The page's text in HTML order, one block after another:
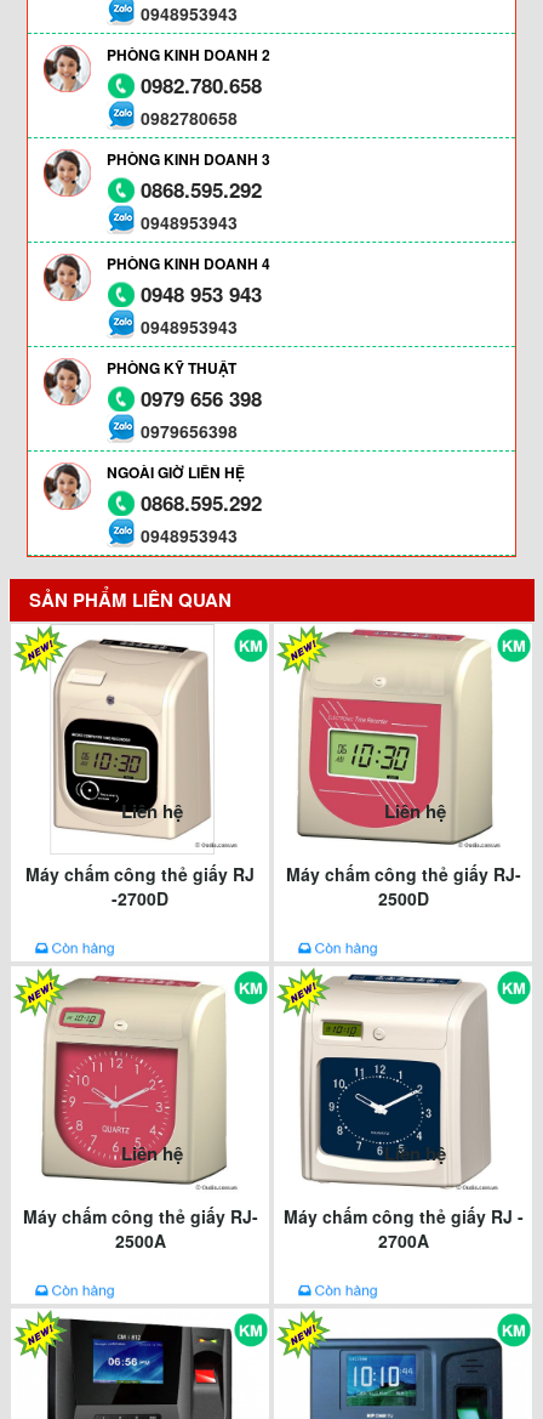
0948953943
PHÒNG KINH DOANH 2
0982.780.658
0982780658
PHÒNG KINH DOANH 3
0868.595.292
0948953943
PHÒNG KINH DOANH 4
0948 953 943
0948953943
PHÒNG KỸ THUẬT
0979 656 398
0979656398
NGOÀI GIỜ LIÊN HỆ
0868.595.292
0948953943
SẢN PHẨM LIÊN QUAN
Liên hệ
Máy chấm công thẻ giấy RJ
-2700D
Liên hệ
Máy chấm công thẻ giấy RJ-
2500D
Liên hệ
Máy chấm công thẻ giấy RJ-
2500A
Liên hệ
Máy chấm công thẻ giấy RJ -
2700A